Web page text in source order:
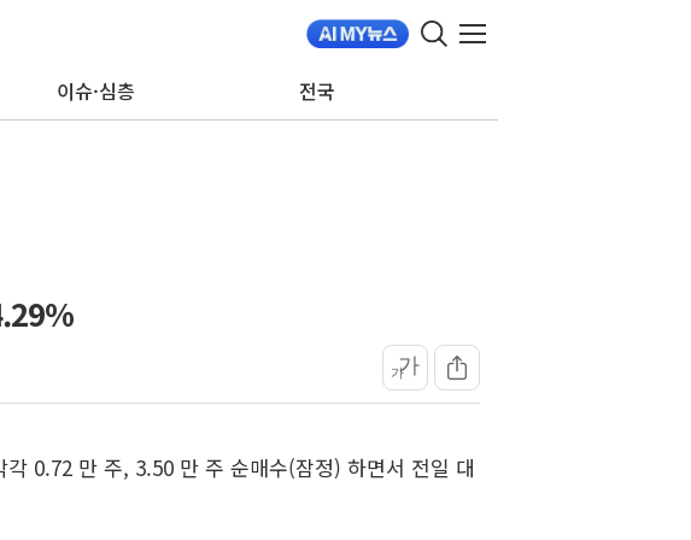
이슈·심층 전국
가가
0.72 만 주, 3.50 만 주 순매수(잠정) 하면서 전일 대